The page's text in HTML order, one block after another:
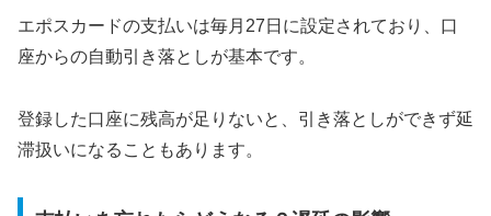
エポスカードの支払いは毎月27日に設定されており、口
座からの自動引き落としが基本です。
登録した口座に残高が足りないと、引き落としができず延
滞扱いになることもあります。